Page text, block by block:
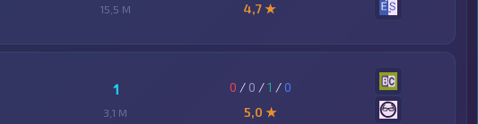
15,5 M
4,7 ★
1
3,1 M
0 / 0 /1 /0
5,0 ★